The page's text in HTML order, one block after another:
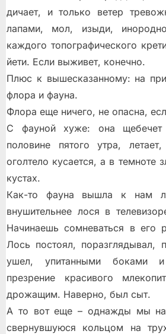
дичает, и только ветер
лапами, мол, изыди,
каждого топографического
йети. Если выживет, конечно.
Плюс к вышесказанному: на
флора и фауна.
Флора еще ничего, не опасна,
С фауной хуже: она
половине пятого утра,
оголтело кусается, а в темноте
кустах.
Как-то фауна вышла к нам
внушительнее лося в
Начинаешь сомневаться в его
Лось постоял, поразглядывал,
ушел, упитанными боками
презрение красивого
дрожащим. Наверно, был сыт.
А то вот еще – однажды мы
свернувшуюся кольцом на